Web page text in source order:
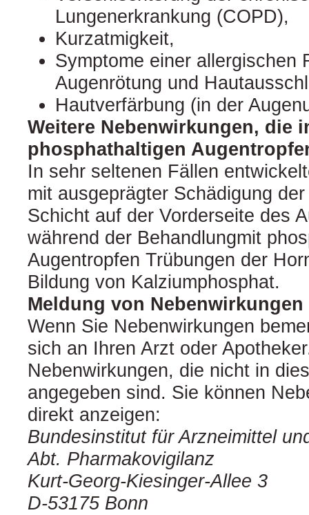
Lungenerkrankung (COPD),
Kurzatmigkeit,
Symptome einer allergischen
Augenrötung und
Hautverfärbung (in der
Weitere Nebenwirkungen, die
phosphathaltigen
In sehr seltenen Fällen
mit ausgeprägter Schädigung
Schicht auf der Vorderseite des
während der Behandlungmit
Augentropfen Trübungen der
Bildung von Kalziumphosphat.
Meldung von Nebenwirkungen
Wenn Sie Nebenwirkungen
sich an Ihren Arzt oder
Nebenwirkungen, die nicht in
angegeben sind. Sie können
direkt anzeigen:
Bundesinstitut für Arzneimittel
Abt. Pharmakovigilanz
Kurt-Georg-Kiesinger-Allee 3
D-53175 Bonn